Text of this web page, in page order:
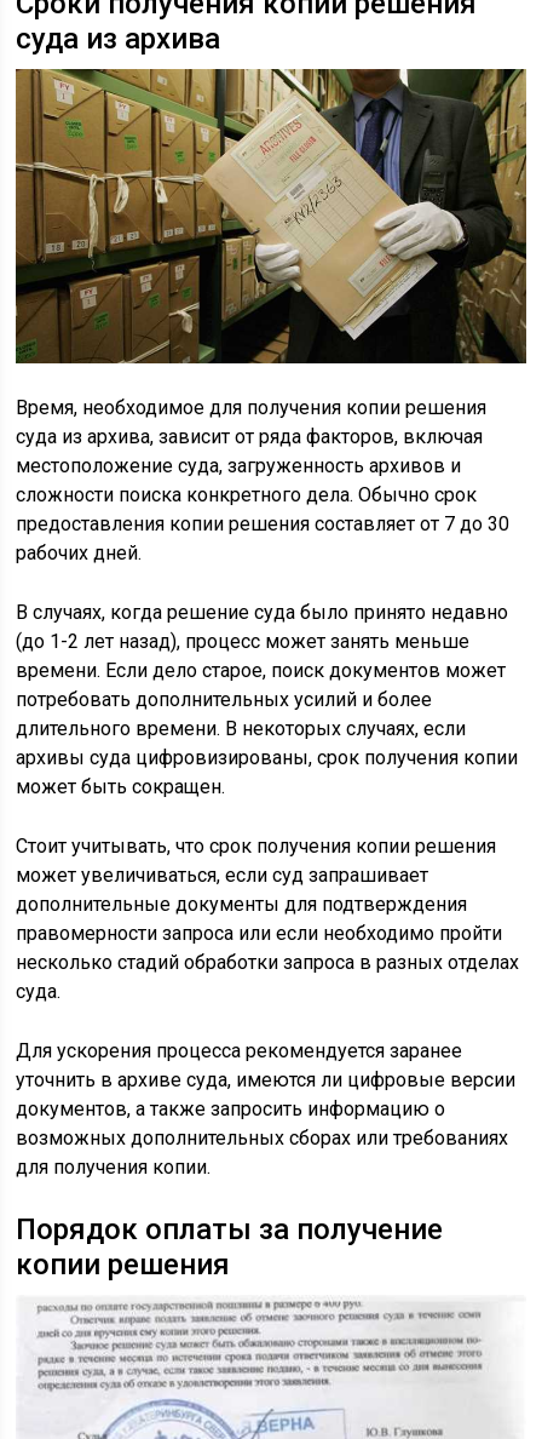
суда из архива
Время, необходимое для получения копии решения
суда из архива, зависит от ряда факторов, включая
местоположение суда, загруженность архивов и
сложности поиска конкретного дела. Обычно срок
предоставления копии решения составляет от 7 до 30
рабочих дней.
В случаях, когда решение суда было принято недавно
(до 1-2 лет назад), процесс может занять меньше
времени. Если дело старое, поиск документов может
потребовать дополнительных усилий и более
длительного времени. В некоторых случаях, если
архивы суда цифровизированы, срок получения копии
может быть сокращен.
Стоит учитывать, что срок получения копии решения
может увеличиваться, если суд запрашивает
дополнительные документы для подтверждения
правомерности запроса или если необходимо пройти
несколько стадий обработки запроса в разных отделах
суда.
Для ускорения процесса рекомендуется заранее
уточнить в архиве суда, имеются ли цифровые версии
документов, а также запросить информацию о
возможных дополнительных сборах или требованиях
для получения копии.
Порядок оплаты за получение
копии решения